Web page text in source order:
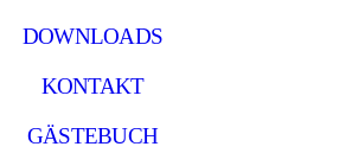
DOWNLOADS
KONTAKT
GÄSTEBUCH